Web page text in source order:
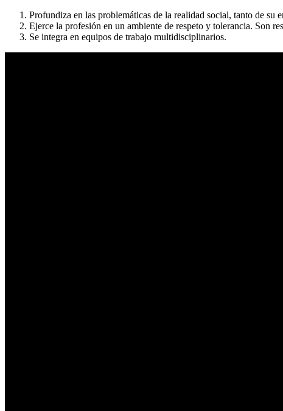
Profundiza en las problemáticas de la realidad social, tanto de su
Ejerce la profesión en un ambiente de respeto y tolerancia. Son
Se integra en equipos de trabajo multidisciplinarios.